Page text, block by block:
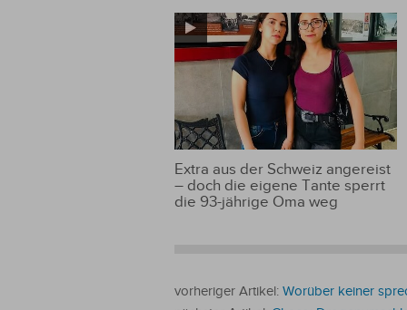
Extra aus der Schweiz angereist
– doch die eigene Tante sperrt
die 93-jährige Oma weg
vorheriger Artikel: Worüber keiner